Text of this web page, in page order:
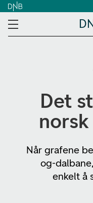
Det
Når grafene
og-
enkelt å